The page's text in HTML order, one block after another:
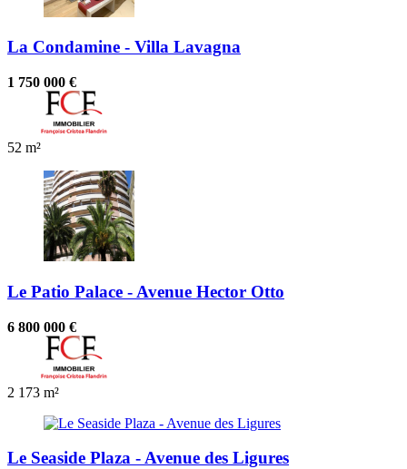
La Condamine - Villa Lavagna
1 750 000 €
52 m²
Le Patio Palace - Avenue Hector Otto
6 800 000 €
2 173 m²
Le Seaside Plaza - Avenue des Ligures